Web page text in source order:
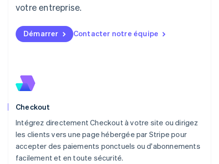
votre entreprise.
Démarrer Contacter notre équipe
Checkout
Intégrez directement Checkout à votre site ou dirigez
les clients vers une page hébergée par Stripe pour
accepter des paiements ponctuels ou d'abonnements
facilement et en toute sécurité.
English
FrançaisDeutschEnglish
Malaisie
Mexique
Español
English
Nouvelle-Zélande
English
Pays-Bas
Nederlands English
Pologne